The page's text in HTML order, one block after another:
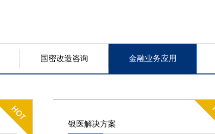
国密改造咨询 金融业务应用
银医解决方案